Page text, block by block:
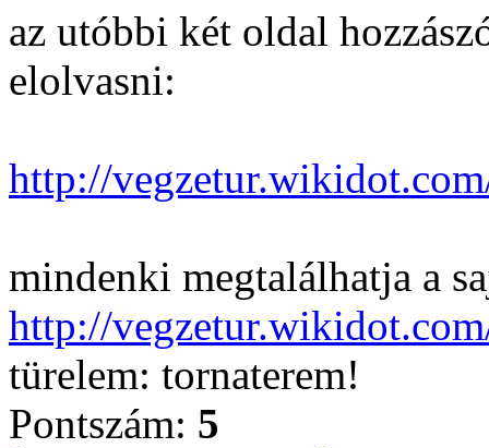
az utóbbi két oldal
elolvasni:
http://
mindenki megtalálhatja a
http://
türelem: tornaterem!
Pontszám: 5